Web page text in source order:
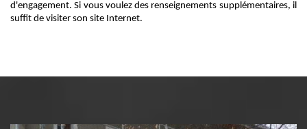
d'engagement. Si vous voulez des renseignements supplémentaires, il
suffit de visiter son site Internet.